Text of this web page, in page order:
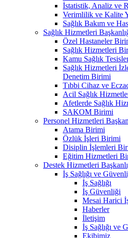
İstatistik, Analiz ve
Verimlilik ve Kalite
Sağlık Bakım ve
Sağlık Hizmetleri
Özel Hastaneler
Sağlık Hizmetleri
Kamu Sağlık
Sağlık Hizmetleri
Denetim Birimi
Tıbbi Cihaz ve
Acil Sağlık
Afetlerde Sağlık
SAKOM Birimi
Personel Hizmetleri
Atama Birimi
Özlük İşleri Birimi
Disiplin İşlemleri
Eğitim Hizmetleri
Destek Hizmetleri
İş Sağlığı ve
İş Sağlığı
İş Güvenliği
Mesai Harici
Haberler
İletişim
İş Sağlığı ve
Ekibimiz